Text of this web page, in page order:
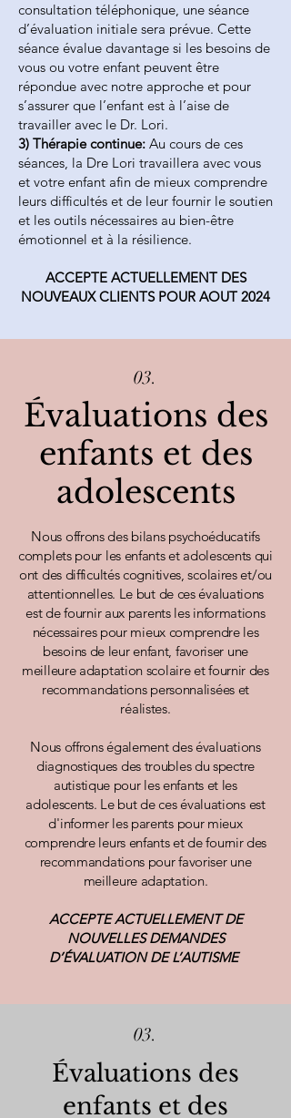
consultation téléphonique, une séance
d’évaluation initiale sera prévue. Cette
séance évalue davantage si les besoins de
vous ou votre enfant peuvent être
répondue avec notre approche et pour
s’assurer que l’enfant est à l’aise de
travailler avec le Dr. Lori.
3) Thérapie continue: Au cours de ces
séances, la Dre Lori travaillera avec vous
et votre enfant afin de mieux comprendre
leurs difficultés et de leur fournir le soutien
et les outils nécessaires au bien-être
émotionnel et à la résilience.
ACCEPTE ACTUELLEMENT DES
NOUVEAUX CLIENTS POUR AOUT 2024
03.
Évaluations des
enfants et des
adolescents
Nous offrons des bilans psychoéducatifs
complets pour les enfants et adolescents qui
ont des difficultés cognitives, scolaires et/ou
attentionnelles. Le but de ces évaluations
est de fournir aux parents les informations
nécessaires pour mieux comprendre les
besoins de leur enfant, favoriser une
meilleure adaptation scolaire et fournir des
recommandations personnalisées et
réalistes.
Nous offrons également des évaluations
diagnostiques des troubles du spectre
autistique pour les enfants et les
adolescents. Le but de ces évaluations est
d'informer les parents pour mieux
comprendre leurs enfants et de fournir des
recommandations pour favoriser une
meilleure adaptation.
ACCEPTE ACTUELLEMENT DE
NOUVELLES DEMANDES
D’ÉVALUATION DE L’AUTISME
03.
Évaluations des
enfants et des